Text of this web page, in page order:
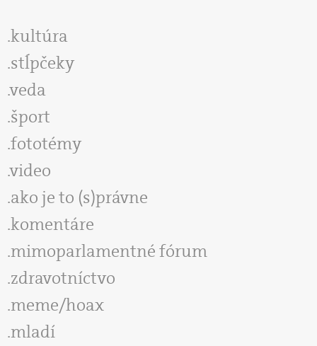
kultúra
stĺpčeky
veda
šport
fototémy
video
ako je to (s)právne
komentáre
mimoparlamentné fórum
zdravotníctvo
meme/hoax
mladí